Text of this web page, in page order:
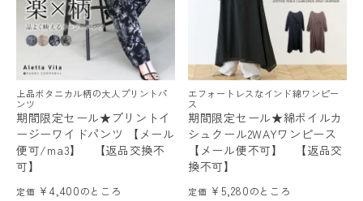
上品ボタニカル柄の大人プリントパ
ンツ
期間限定セール★プリントイ
ージーワイドパンツ 【メール
便可/ma3】 【返品交換不
可】
定価 ¥4,400のところ
エフォートレスなインド綿ワンピー
ス
期間限定セール★綿ボイルカ
シュクール2WAYワンピース
【メール便不可】 【返品交
換不可】
定価 ¥5,280のところ